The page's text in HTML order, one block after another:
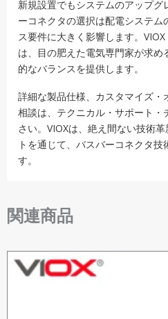
新規設置でもシステムのアップ
ーコネクタの選択は配電システ
ス要件に大きく影響します。
は、目の肥えた電気専門家が求
的なバランスを提供します。
詳細な製品仕様、カスタマイズ
相談は、テクニカル・サポート
さい。VIOXは、絶え間ない技術
トを通じて、バスバーコネクタ
す。
関連商品